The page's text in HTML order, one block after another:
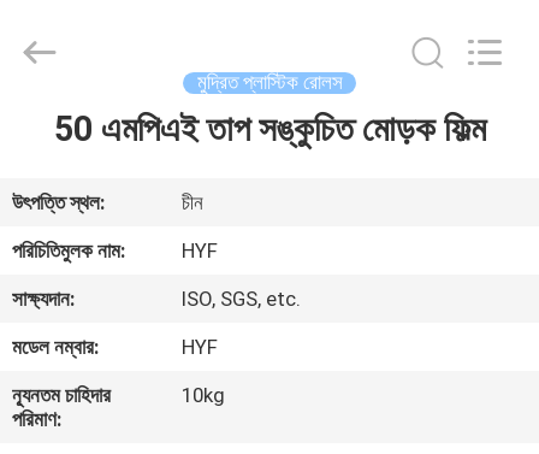
পণ্য
ভিডিও
আমাদের
সম্পর্কে
মুদ্রিত প্লাস্টিক রোলস
50 এমপিএই তাপ সঙ্কুচিত মোড়ক ফিল্ম
উৎপত্তি স্থল:
চীন
পরিচিতিমুলক নাম:
HYF
সাক্ষ্যদান:
ISO, SGS, etc.
মডেল নম্বার:
HYF
ন্যূনতম চাহিদার
পরিমাণ:
10kg